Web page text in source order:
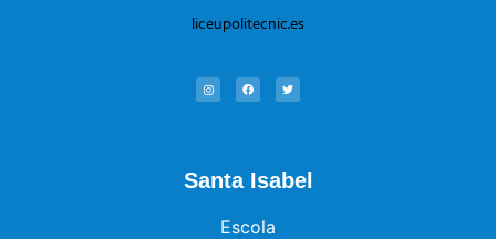
liceupolitecnic.es
Santa Isabel
Escola